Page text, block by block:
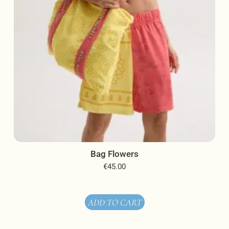
Bag Flowers
€45.00
ADD TO CART
product
page